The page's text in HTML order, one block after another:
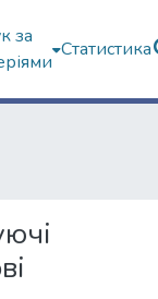
за
Статистика